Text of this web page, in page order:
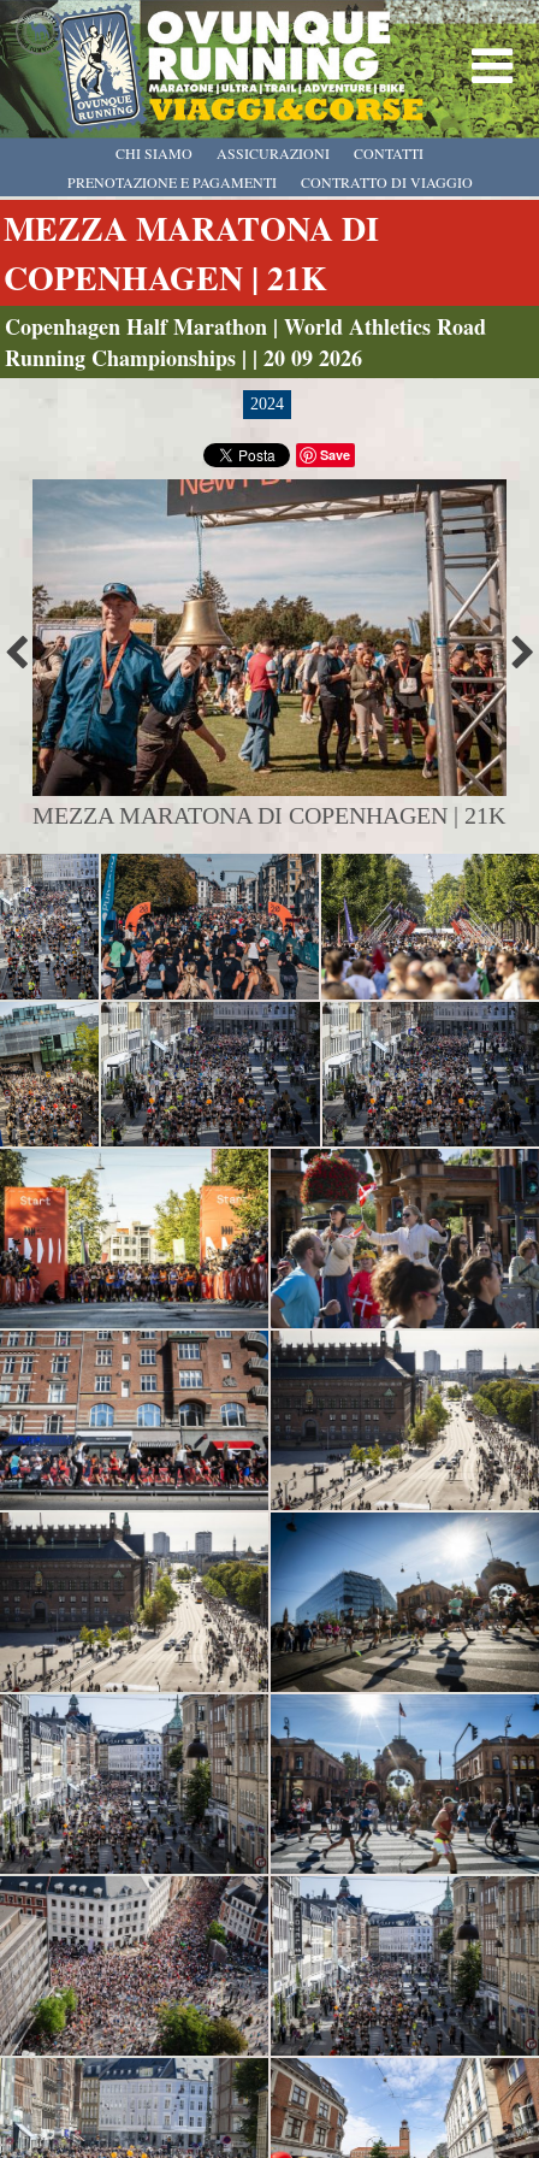
CHI SIAMO
PRENOTAZIONE E PAGAMENTI
CONTRATTO DI VIAGGIO
ASSICURAZIONI CONTATTI
MEZZA MARATONA DI
COPENHAGEN | 21K
Copenhagen Half Marathon | World Athletics Road
Running Championships | | 20 09 2026
2024
Save
MEZZA MARATONA DI COPENHAGEN | 21K